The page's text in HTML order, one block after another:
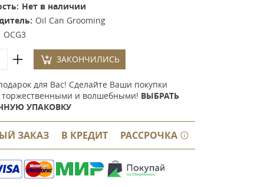
Нет в наличии
Oil Can Grooming
OCG3
ЗАКОНЧИЛИСЬ
для Вас! Сделайте Ваши покупки
торжественными и волшебными! ВЫБРАТЬ
УПАКОВКУ
ЗАКАЗ В КРЕДИТ РАССРОЧКА